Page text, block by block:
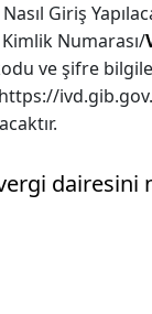
Giriş
Numarası/
ve şifre
dairesini